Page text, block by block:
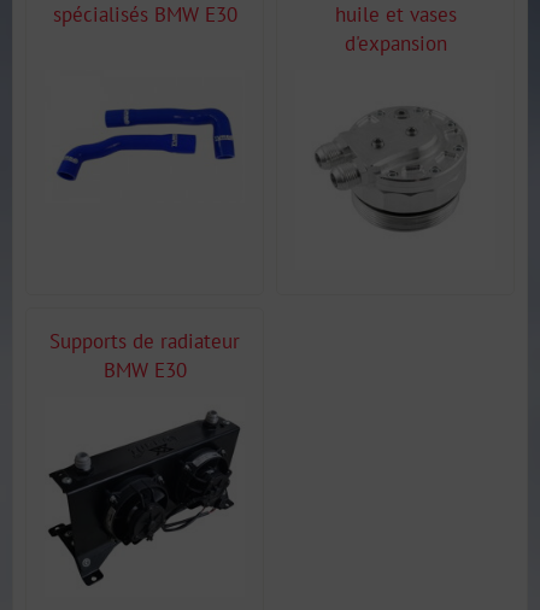
spécialisés BMW E30
huile et vases
d'expansion
Supports de radiateur
BMW E30